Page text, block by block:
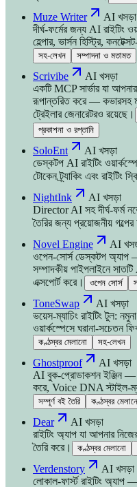
Muze Writer
AI খসড়া
দীর্ঘ-ফর্মের জন্য AI রাইটিং
হেল্পার, ভার্সন হিস্ট্রি,
সহ-লেখন সম্পাদনা ও মতামত
Scrivibe
AI খসড়া
একটি MCP সার্ভার যা
রূপান্তরিত করে — কভারসহ
ট্রেইলার জেনারেটরও রয়েছে।
প্রকাশনা ও রপ্তানি
SoloEnt
AI খসড়া
ডেস্কটপ AI রাইটিং
টোকেন ট্র্যাকিং এবং রাইটিং
NightInk
AI খসড়া
Director AI সহ দীর্ঘ-ফর্ম
তৈরির জন্য প্রয়োজনীয়
Novel Engine
AI
ওপেন-সোর্স ডেস্কটপ
সম্পাদকীয় পাইপলাইনে
এক্সপোর্ট করে।
ওপেন সোর্স
ToneSwap
AI খসড়া
ভয়েস-ম্যাচিং রাইটিং টুল:
ওয়ার্কস্পেসে ঘরানা-সচেতন
কণ্ঠস্বর মেলানো সহ-লেখন
Ghostproof
AI খসড়া
AI বুক-প্রোডাকশন ইঞ্জিন —
করে, Voice DNA স্টাইল-
সম্পূর্ণ বই তৈরি কণ্ঠস্বর
Dear
AI খসড়া
রাইটিং অ্যাপ যা আপনার
তৈরি করে।
কণ্ঠস্বর মেলানো
Verdenstory
AI খসড়া
লোকাল-ফার্স্ট রাইটিং অ্যাপ —